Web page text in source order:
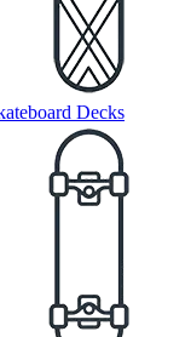
Decks